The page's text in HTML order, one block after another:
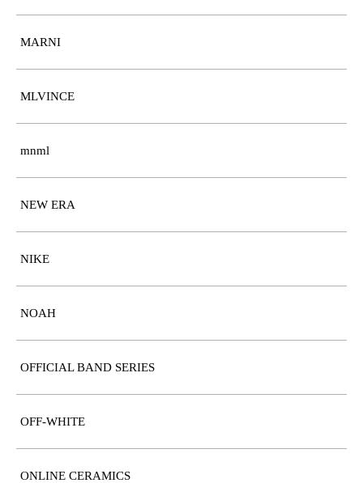
MARNI
MLVINCE
mnml
NEW ERA
NIKE
NOAH
OFFICIAL BAND SERIES
OFF-WHITE
ONLINE CERAMICS